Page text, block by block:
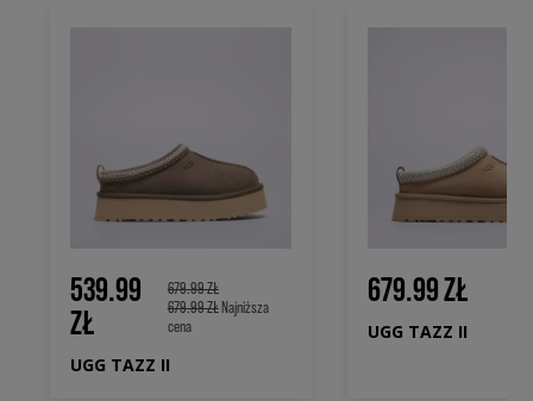
539.99
ZŁ
679.99 ZŁ
679.99 ZŁNajniższa
cena
UGG TAZZ II
679.99 ZŁ
UGG TAZZ II